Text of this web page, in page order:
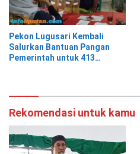
Pekon Lugusari Kembali
Salurkan Bantuan Pangan
Pemerintah untuk 413
Rekomendasi untuk kamu